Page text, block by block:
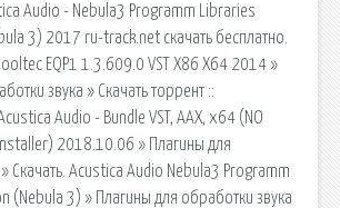
Audio - Nebula3 Programm Libraries
3) 2017 ru-track.net скачать бесплатно.
EQP1 1.3.609.0 VST X86 X64 2014 »
звука » Скачать торрент ::
Acustica Audio - Bundle VST, AAX, x64 (NO
Installer) 2018.10.06 » Плагины для
Скачать. Acustica Audio Nebula3 Programm
(Nebula 3) » Плагины для обработки звука